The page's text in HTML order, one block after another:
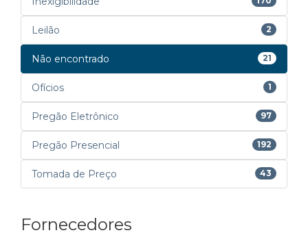
Leilão 2
Não encontrado 21
Ofícios 1
Pregão Eletrônico 97
Pregão Presencial 192
Tomada de Preço 43
Fornecedores